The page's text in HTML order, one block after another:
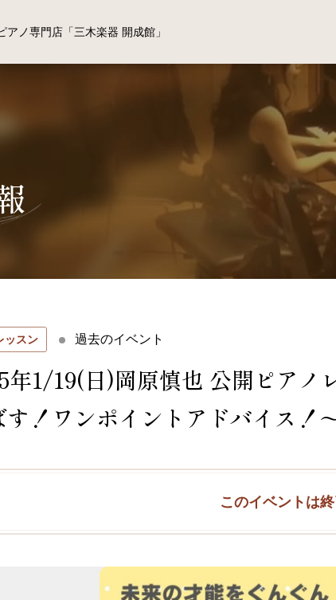
アノ専門店「三木楽器 開成館」
ッスン 過去のイベント
年1/19(日)岡原慎也 公開ピアノ
す！ワンポイントアドバイス！
このイベントは